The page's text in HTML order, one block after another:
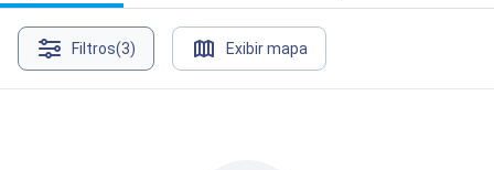
Filtros(3) Exibir mapa